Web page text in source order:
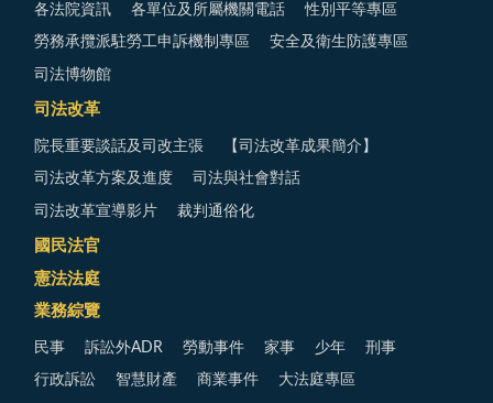
各法院資訊 各單位及所屬機關電話 性別平等專區
勞務承攬派駐勞工申訴機制專區 安全及衛生防護專區
司法博物館
司法改革
院長重要談話及司改主張 【司法改革成果簡介】
司法改革方案及進度 司法與社會對話
司法改革宣導影片 裁判通俗化
國民法官
憲法法庭
業務綜覽
民事 訴訟外ADR 勞動事件 家事 少年 刑事
行政訴訟 智慧財產 商業事件 大法庭專區